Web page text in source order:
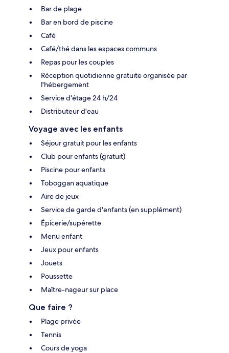
Bar de plage
Bar en bord de piscine
Café
Café/thé dans les espaces communs
Repas pour les couples
Réception quotidienne gratuite organisée par
l'hébergement
Service d'étage 24 h/24
Distributeur d'eau
Voyage avec les enfants
Séjour gratuit pour les enfants
Club pour enfants (gratuit)
Piscine pour enfants
Toboggan aquatique
Aire de jeux
Service de garde d'enfants (en supplément)
Épicerie/supérette
Menu enfant
Jeux pour enfants
Jouets
Poussette
Maître-nageur sur place
Que faire ?
Plage privée
Tennis
Cours de yoga